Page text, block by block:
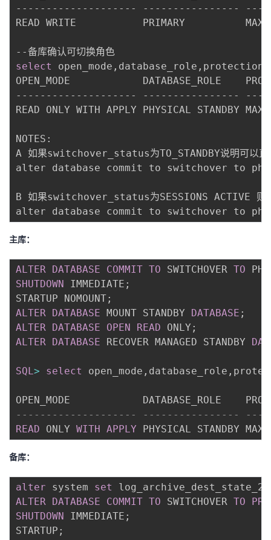
-------------------- ----------------
READ WRITE           PRIMARY          MAXIMUM
select
OPEN_MODE            DATABASE_ROLE
-------------------- ----------------
READ ONLY WITH APPLY PHYSICAL STANDBY
NOTES:
A 如果switchover_status为TO_STANDBY说明可以直
alter database commit to switchover to
B 如果switchover_status为SESSIONS ACTIVE 则
alter database commit to switchover to
主库：
ALTER DATABASE COMMIT TO SWITCHOVER TO
SHUTDOWN IMMEDIATE ;
STARTUP NOMOUNT;
ALTER
DATABASE MOUNT STANDBY DATABASE ;
ALTER
DATABASE OPEN READ ONLY ;
ALTER
DATABASE RECOVER MANAGED STANDBY
SQL > select open_mode , database_role ,
-------------------- ----------------
READ ONLY WITH APPLY PHYSICAL STANDBY
备库：
alter system set log_archive_dest_state_2
ALTER
DATABASE COMMIT TO SWITCHOVER TO
SHUTDOWN IMMEDIATE ;
STARTUP ;